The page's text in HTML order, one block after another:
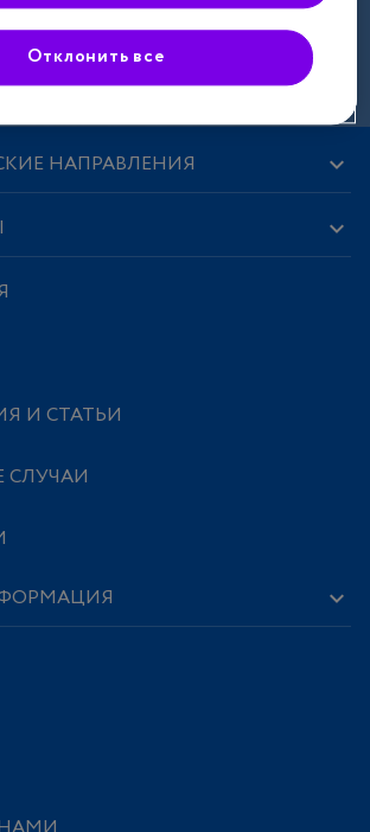
НАПРАВЛЕНИЯ
И СТАТЬИ
СЛУЧАИ
Отклонить все